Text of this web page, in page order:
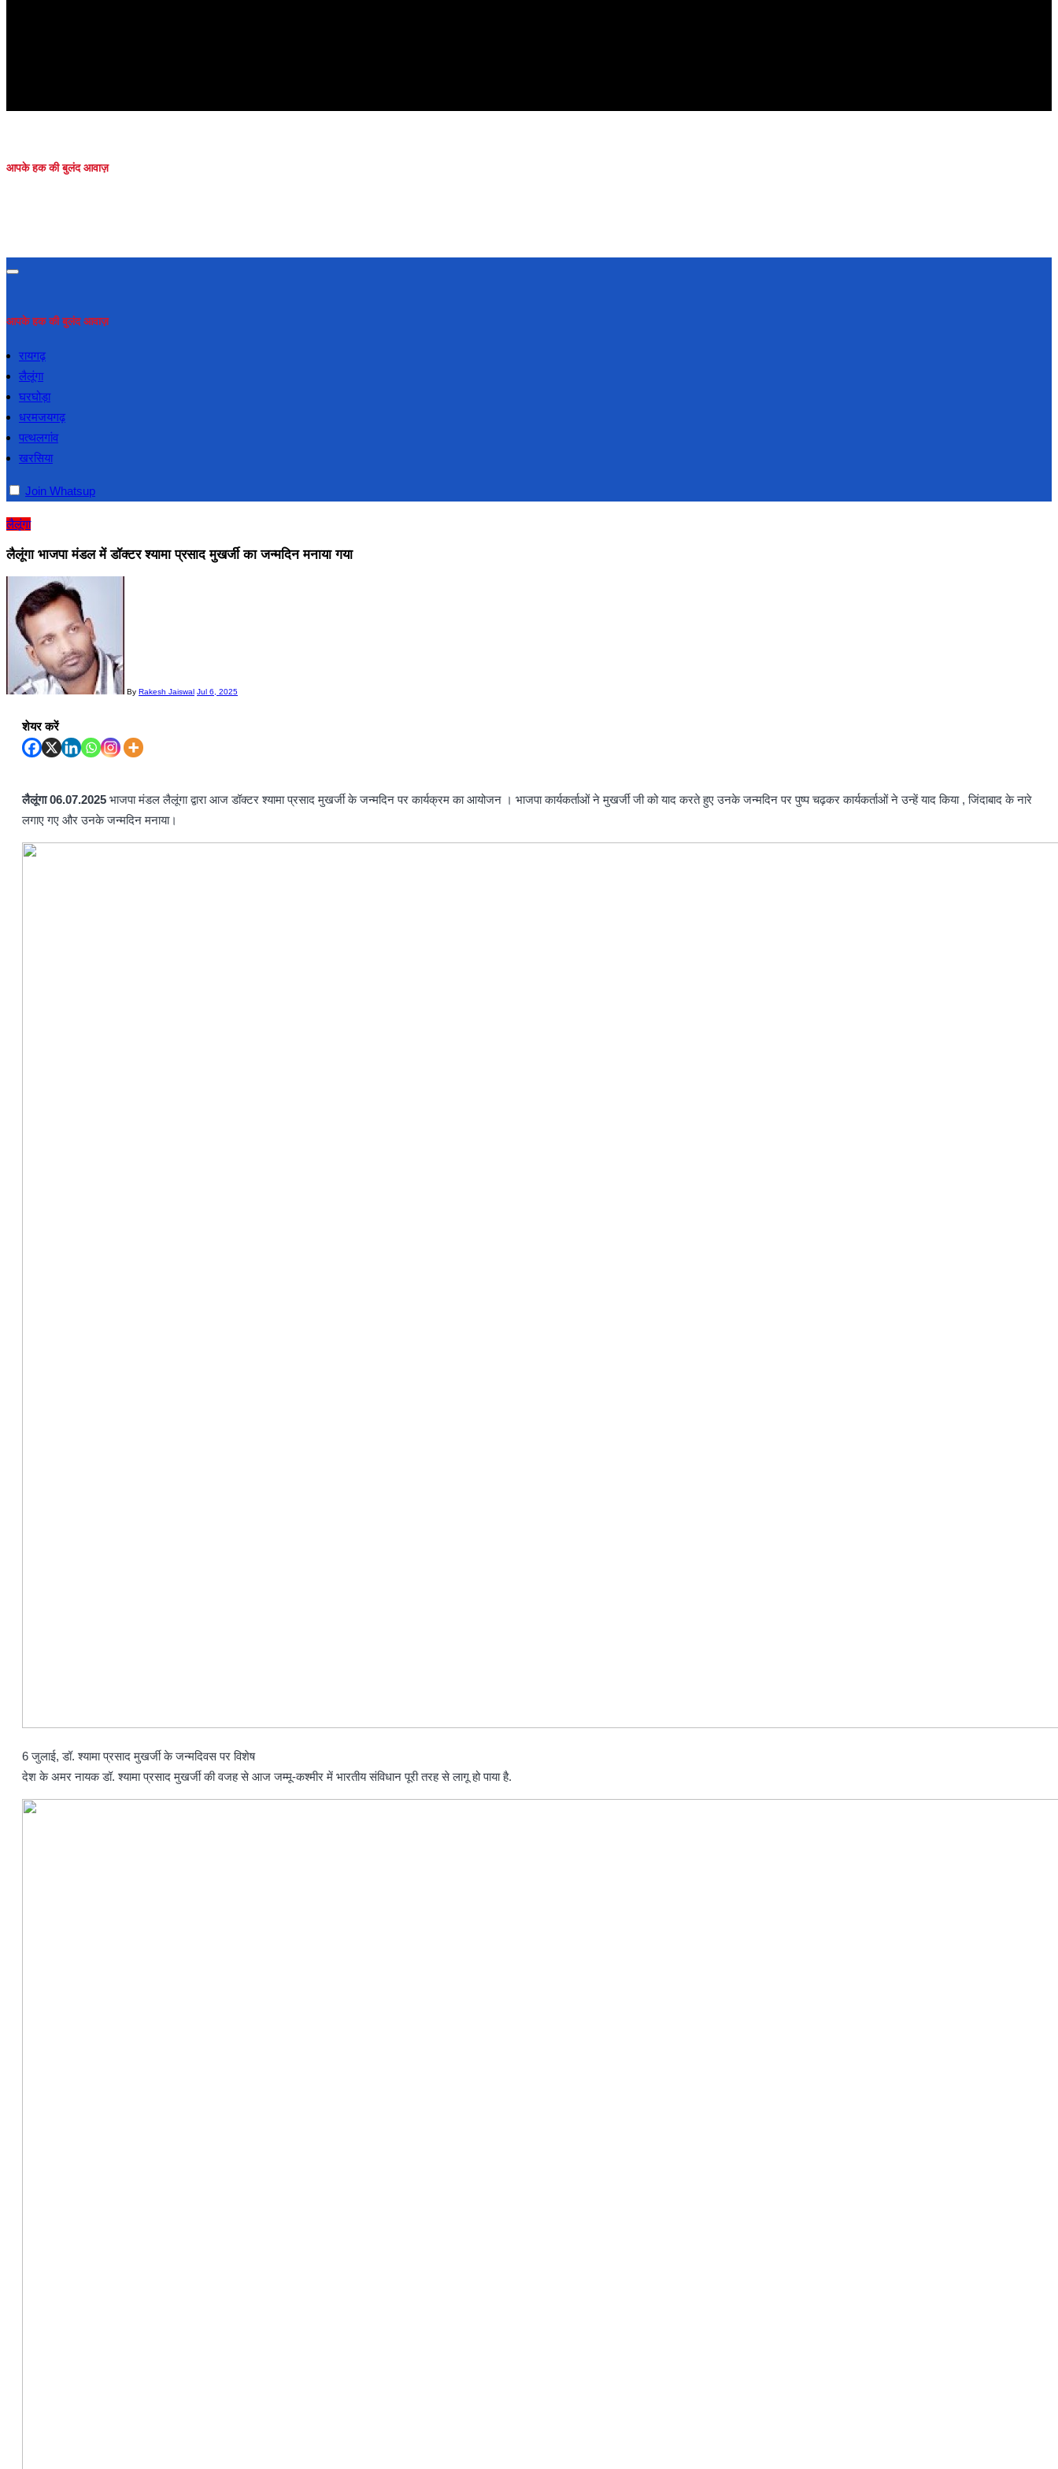
आपके हक की बुलंद आवाज़
आपके हक की बुलंद आवाज़
रायगढ़
लैलूंगा
घरघोड़ा
धरमजयगढ़
पत्थलगांव
खरसिया
Join Whatsup
लैलूंगा
लैलूंगा भाजपा मंडल में डॉक्टर श्यामा प्रसाद मुखर्जी का जन्मदिन मनाया गया
By Rakesh Jaiswal Jul 6, 2025
शेयर करें
लैलूंगा 06.07.2025 भाजपा मंडल लैलूंगा द्वारा आज डॉक्टर श्यामा प्रसाद मुखर्जी के जन्मदिन पर कार्यक्रम का आयोजन । भाजपा कार्यकर्ताओं ने मुखर्जी जी को याद करते हुए उनके जन्मदिन पर पुष्प चढ़कर कार्यकर्ताओं ने उन्हें याद किया , जिंदाबाद के नारे
लगाए गए और उनके जन्मदिन मनाया।
6 जुलाई, डॉ. श्यामा प्रसाद मुखर्जी के जन्मदिवस पर विशेष
देश के अमर नायक डॉ. श्यामा प्रसाद मुखर्जी की वजह से आज जम्मू-कश्मीर में भारतीय संविधान पूरी तरह से लागू हो पाया है.